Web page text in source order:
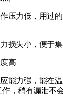
压力低，用过
损失小，便于
高
能力强，能在
，稍有漏泄不